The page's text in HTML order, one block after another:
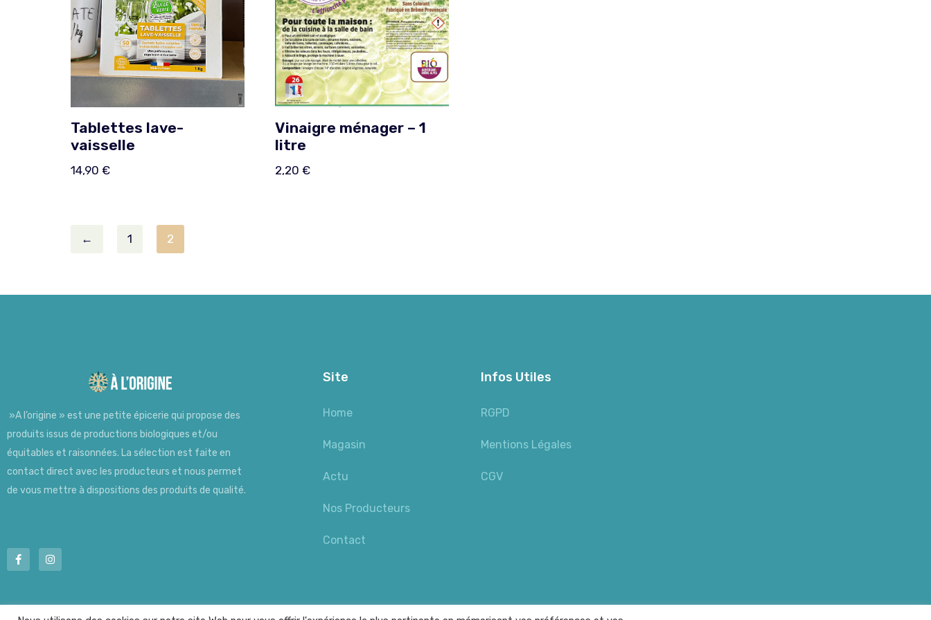
Tablettes lave-
vaisselle
14,90 €
Vinaigre ménager – 1
litre
2,20 €
← 1 2
»A l’origine » est une petite épicerie qui propose des
produits issus de productions biologiques et/ou
équitables et raisonnées. La sélection est faite en
contact direct avec les producteurs et nous permet
de vous mettre à dispositions des produits de qualité.
Site
Home
Magasin
Actu
Nos Producteurs
Contact
Infos Utiles
RGPD
Mentions Légales
CGV